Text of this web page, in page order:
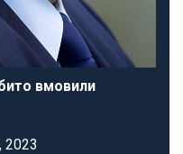
вмовили
2023